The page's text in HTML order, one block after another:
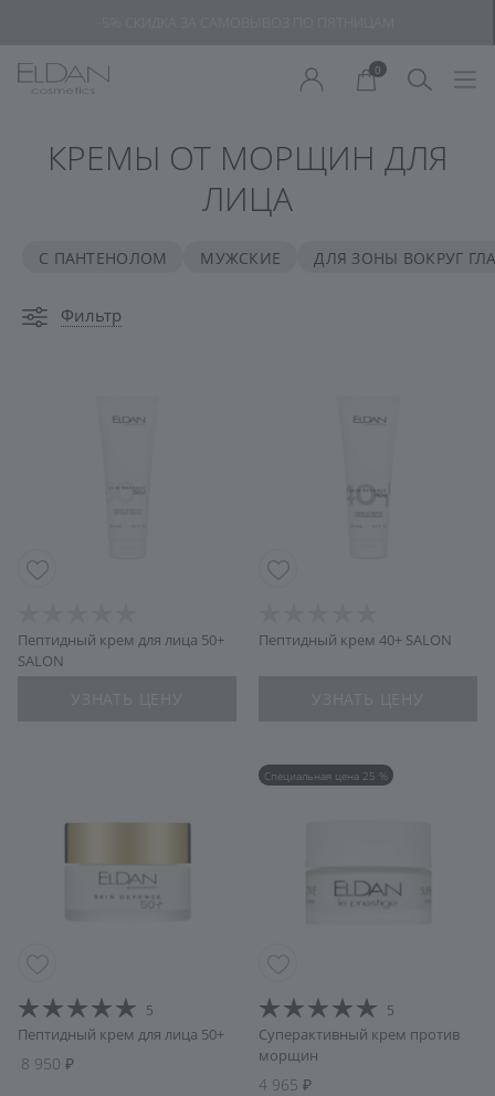
0
КРЕМЫ ОТ МОРЩИН ДЛЯ
ЛИЦА
С ПАНТЕНОЛОМ МУЖСКИЕ ДЛЯ ЗОНЫ ВОКРУГ
Фильтр
Пептидный крем для лица 50+
SALON
Пептидный крем 40+ SALON
5
Пептидный крем для лица 50+
8 950
Специальная цена 25 %
5
Суперактивный крем против
морщин
4 965